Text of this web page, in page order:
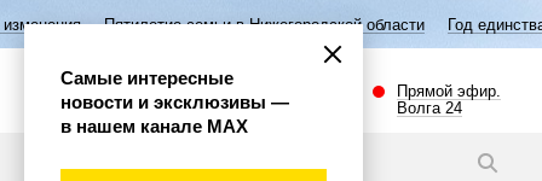
Пятилетие семьи в Нижегородской области Год единства народов
Прямой эфир.
Волга 24
Самые интересные
новости и эксклюзивы —
в нашем канале МАХ